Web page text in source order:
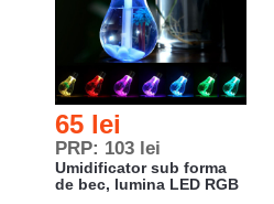
65 lei
PRP: 103 lei
Umidificator sub forma
de bec, lumina LED RGB